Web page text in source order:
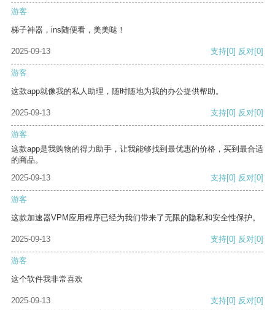
游客
梯子神器，ins随便看，美美哒！
2025-09-13 支持[0] 反对[0]
游客
这款app就像我的私人助理，随时随地为我的办公提供帮助。
2025-09-13 支持[0] 反对[0]
游客
这款app是我购物的得力助手，让我能够找到最优惠的价格，买到最合适
的商品。
2025-09-13
支持[0] 反对[0]
游客
这款加速器VPM应用程序已经为我们带来了无限的隐私和安全性保护。
2025-09-13 支持[0] 反对[0]
游客
这个软件我非常喜欢
2025-09-13 支持[0] 反对[0]